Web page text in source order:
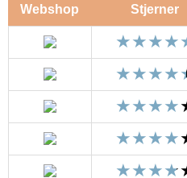
Webshop Stjerner